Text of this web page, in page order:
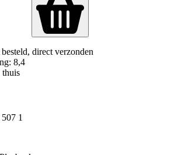
direct verzonden
8,4
thuis
1